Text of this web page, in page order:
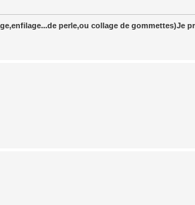
perle,ou collage de gommettes)Je